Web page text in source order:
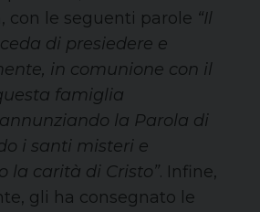
con le seguenti parole “Il
di presiedere e
in comunione con il
famiglia
la Parola di
i santi misteri e
la carità di Cristo”. Infine,
gli ha consegnato le